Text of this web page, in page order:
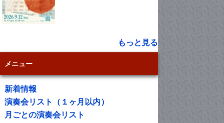
もっと見る
メニュー
新着情報
演奏会リスト（１ヶ月以内）
月ごとの演奏会リスト